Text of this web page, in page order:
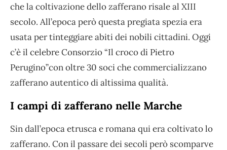
che la coltivazione dello zafferano risale al XIII
secolo. All’epoca però questa pregiata spezia era
usata per tinteggiare abiti dei nobili cittadini. Oggi
c’è il celebre Consorzio “Il croco di Pietro
Perugino”con oltre 30 soci che commercializzano
zafferano autentico di altissima qualità.
I campi di zafferano nelle Marche
Sin dall’epoca etrusca e romana qui era coltivato lo
zafferano. Con il passare dei secoli però scomparve